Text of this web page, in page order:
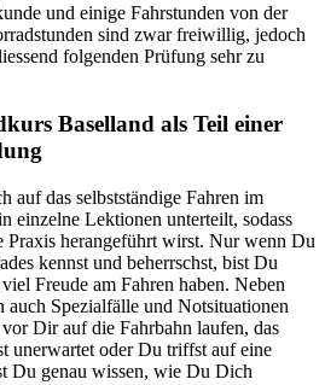
und einige Fahrstunden von der
sind zwar freiwillig, jedoch
folgenden Prüfung sehr zu
Baselland als Teil einer
auf das selbstständige Fahren im
einzelne Lektionen unterteilt, sodass
herangeführt wirst. Nur wenn Du
kennst und beherrschst, bist Du
Freude am Fahren haben. Neben
auch Spezialfälle und Notsituationen
Dir auf die Fahrbahn laufen, das
unerwartet oder Du triffst auf eine
Du genau wissen, wie Du Dich